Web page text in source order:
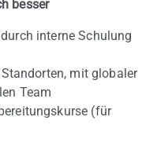
besser
interne Schulung
mit globaler
Team
(für